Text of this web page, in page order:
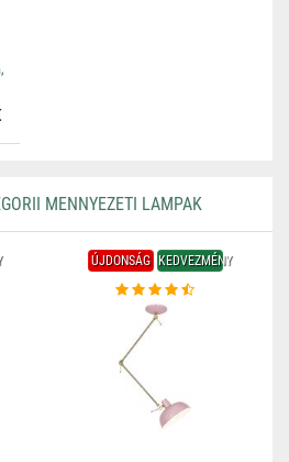
MENNYEZETI LAMPAK
ÚJDONSÁG KEDVEZMÉNY